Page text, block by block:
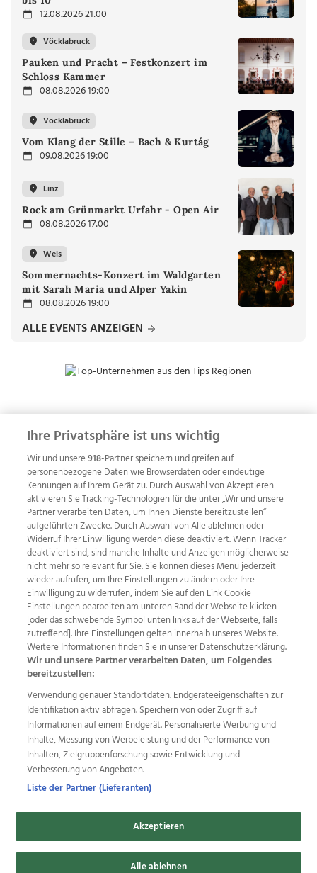
12.08.2026 21:00
Vöcklabruck
Pauken und Pracht – Festkonzert im
Schloss Kammer
08.08.2026 19:00
Vöcklabruck
Vom Klang der Stille – Bach & Kurtág
09.08.2026 19:00
Linz
Rock am Grünmarkt Urfahr - Open Air
08.08.2026 17:00
Wels
Sommernachts-Konzert im Waldgarten
mit Sarah Maria und Alper Yakin
08.08.2026 19:00
ALLE EVENTS ANZEIGEN
ZUR NACHRICHTENÜBERSICHT
Wir über uns Mediadaten Kontakt
Jobs
Datenschutz
Impressum
AGB Anzeigekunden
AGB Website
Ehrenkodex Politische Werbung
Weitere Angebote des Medienhauses Wimmer
TV1 di-mog-i.at OÖNow
Ischler Woche
Life Radio
OÖNachrichten
OÖN Immobilien
OÖN Karriere
OÖN Reise
Promenaden Galerien
Regionaljobs
wasistlos.at
Copyrights © 2026 Tips Zeitungs GmbH & Co KG
developed by11x11.net
Ihre Privatsphäre ist uns wichtig
Wir und unsere918-Partner speichern und greifen auf
personenbezogene Daten wie Browserdaten oder eindeutige
Kennungen auf Ihrem Gerät zu. Durch Auswahl von Akzeptieren
aktivieren Sie Tracking-Technologien für die unter „Wir und unsere
Partner verarbeiten Daten, um Ihnen Dienste bereitzustellen“
aufgeführten Zwecke. Durch Auswahl von Alle ablehnen oder
Widerruf Ihrer Einwilligung werden diese deaktiviert. Wenn Tracker
deaktiviert sind, sind manche Inhalte und Anzeigen möglicherweise
nicht mehr so relevant für Sie. Sie können dieses Menü jederzeit
wieder aufrufen, um Ihre Einstellungen zu ändern oder Ihre
Einwilligung zu widerrufen, indem Sie auf den Link Cookie
Einstellungen bearbeiten am unteren Rand der Webseite klicken
[oder das schwebende Symbol unten links auf der Webseite, falls
zutreffend]. Ihre Einstellungen gelten innerhalb unseres Website.
Weitere Informationen finden Sie in unserer Datenschutzerklärung.
Wir und unsere Partner verarbeiten Daten, um Folgendes
bereitzustellen:
Verwendung genauer Standortdaten. Endgeräteeigenschaften zur
Identifikation aktiv abfragen. Speichern von oder Zugriff auf
Informationen auf einem Endgerät. Personalisierte Werbung und
Inhalte, Messung von Werbeleistung und der Performance von
Inhalten, Zielgruppenforschung sowie Entwicklung und
Verbesserung von Angeboten.
Liste der Partner (Lieferanten)
Akzeptieren
Alle ablehnen